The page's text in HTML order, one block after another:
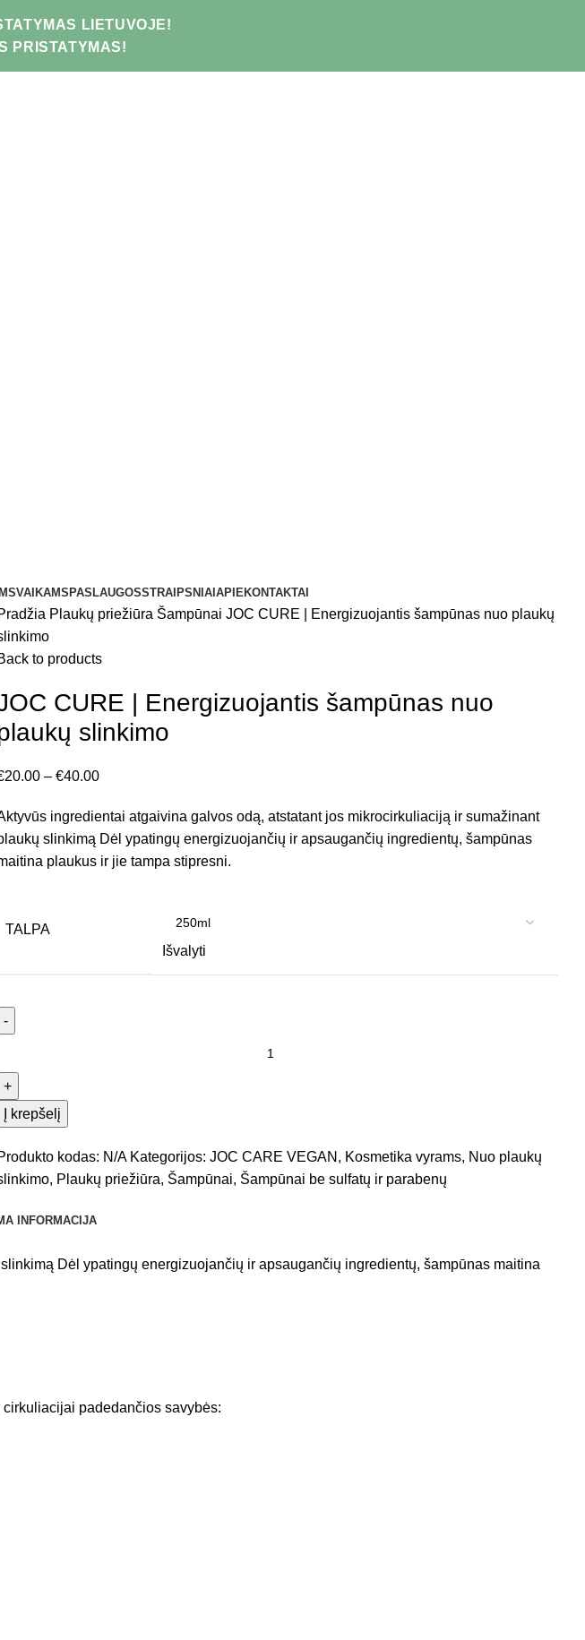
LIETUVOJE!
PRISTATYMAS!
VAIKAMS PASLAUGOSSTRAIPSNIAI APIEKONTAKTAI
Plaukų priežiūra Šampūnai JOC CURE | Energizuojantis šampūnas nuo plaukų
to products
CURE | Energizuojantis šampūnas nuo
slinkimo
20.00 – €40.00
ingredientai atgaivina galvos odą, atstatant jos mikrocirkuliaciją ir sumažinant
slinkimą Dėl ypatingų energizuojančių ir apsaugančių ingredientų, šampūnas
plaukus ir jie tampa stipresni.
TALPA
Išvalyti
Į krepšelį
kodas: N/A Kategorijos: JOC CARE VEGAN , Kosmetika vyrams, Nuo plaukų
, Plaukų priežiūra, Šampūnai, Šampūnai be sulfatų ir parabenų
INFORMACIJA
Dėl ypatingų energizuojančių ir apsaugančių ingredientų, šampūnas maitina
padedančios savybės: